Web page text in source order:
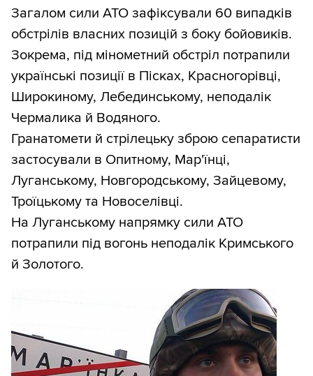
Загалом сили АТО зафіксували 60 випадків
обстрілів власних позицій з боку бойовиків.
Зокрема, під мінометний обстріл потрапили
українські позиції в Пісках, Красногорівці,
Широкиному, Лебединському, неподалік
Чермалика й Водяного.
Гранатомети й стрілецьку зброю сепаратисти
застосували в Опитному, Мар'їнці,
Луганському, Новгородському, Зайцевому,
Троїцькому та Новоселівці.
На Луганському напрямку сили АТО
потрапили під вогонь неподалік Кримського
й Золотого.